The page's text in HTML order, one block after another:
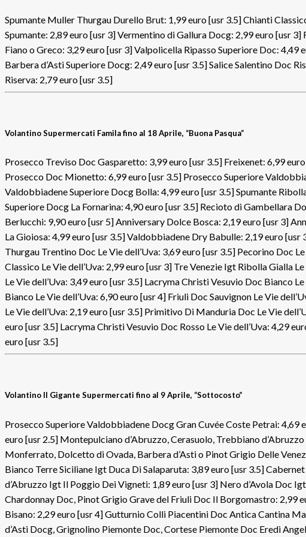
Spumante Muller Thurgau Durello Brut: 1,99 euro [usr 3.5] Chianti
Spumante: 2,89 euro [usr 3] Vermentino di Gallura Docg: 2,99 euro [usr
Fiano o Greco: 3,29 euro [usr 3] Valpolicella Ripasso Superiore Doc: 4,49
Barbera d’Asti Superiore Docg: 2,49 euro [usr 3.5] Salice Salentino Doc
Riserva: 2,79 euro [usr 3.5]
Volantino Supermercati Famila fino al 18 Aprile, “Buona Pasqua“
Prosecco Treviso Doc Gasparetto: 3,99 euro [usr 3.5] Freixenet: 6,99
Prosecco Doc Mionetto: 6,99 euro [usr 3.5] Prosecco Superiore
Valdobbiadene Superiore Docg Bolla: 4,99 euro [usr 3.5] Spumante
Superiore Docg La Fornarina: 4,90 euro [usr 3.5] Recioto di Gambellara
Berlucchi: 9,90 euro [usr 5] Anniversary Dolce Bosca: 2,19 euro [usr 3]
La Gioiosa: 4,99 euro [usr 3.5] Valdobbiadene Dry Babulle: 2,19 euro [usr
Thurgau Trentino Doc Le Vie dell’Uva: 3,69 euro [usr 3.5] Pecorino Doc
Classico Le Vie dell’Uva: 2,99 euro [usr 3] Tre Venezie Igt Ribolla Gialla
Le Vie dell’Uva: 3,49 euro [usr 3.5] Lacryma Christi Vesuvio Doc Bianco
Bianco Le Vie dell’Uva: 6,90 euro [usr 4] Friuli Doc Sauvignon Le Vie
Le Vie dell’Uva: 2,19 euro [usr 3.5] Primitivo Di Manduria Doc Le Vie
euro [usr 3.5] Lacryma Christi Vesuvio Doc Rosso Le Vie dell’Uva: 4,29
euro [usr 3.5]
Volantino Il Gigante Supermercati fino al 9 Aprile, “Sottocosto”
Prosecco Superiore Valdobbiadene Docg Gran Cuvée Coste Petrai: 4,69
euro [usr 2.5] Montepulciano d’Abruzzo, Cerasuolo, Trebbiano
Monferrato, Dolcetto di Ovada, Barbera d’Asti o Pinot Grigio Delle
Bianco Terre Siciliane Igt Duca Di Salaparuta: 3,89 euro [usr 3.5]
d’Abruzzo Igt Il Poggio Dei Vigneti: 1,89 euro [usr 3] Nero d’Avola Doc
Chardonnay Doc, Pinot Grigio Grave del Friuli Doc Il Borgomastro: 2,99
Bisano: 2,29 euro [usr 4] Gutturnio Colli Piacentini Doc Antica Cantina
d’Asti Docg, Grignolino Piemonte Doc, Cortese Piemonte Doc Eredi